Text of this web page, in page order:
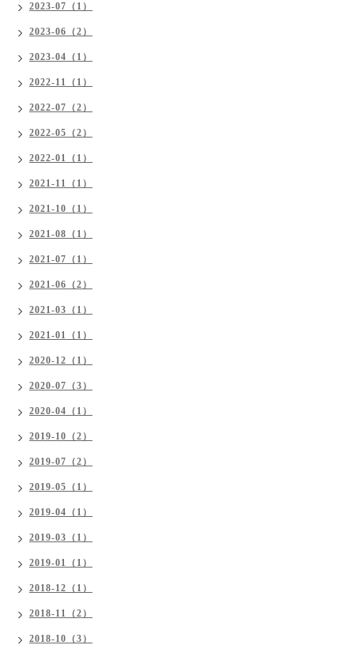
2023-07（1）
2023-06（2）
2023-04（1）
2022-11（1）
2022-07（2）
2022-05（2）
2022-01（1）
2021-11（1）
2021-10（1）
2021-08（1）
2021-07（1）
2021-06（2）
2021-03（1）
2021-01（1）
2020-12（1）
2020-07（3）
2020-04（1）
2019-10（2）
2019-07（2）
2019-05（1）
2019-04（1）
2019-03（1）
2019-01（1）
2018-12（1）
2018-11（2）
2018-10（3）